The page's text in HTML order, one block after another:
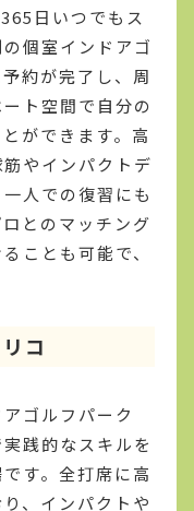
日いつでもス
個室インドアゴ
約が完了し、周
ト空間で自分の
ができます。高
やインパクトデ
人での復習にも
とのマッチング
ことも可能で、
コ
ゴルフパーク
践的なスキルを
す。全打席に高
、インパクトや